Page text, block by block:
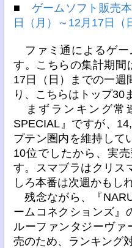
■ ゲームソフト販売
日（月）～12月17日（
ファミ通によるゲー
す。こちらの集計期間
17日（日）までの一週
り、こちらはトップ30
まずランキング常
SPECIAL』ですが、
プテン圏内を維持して
10位でしたから、実
す。スマブラはクリス
しろ本番は次週かもし
残念ながら、『
ームコネクションズ』
ルーファンタジーヴ
売のため、ランキング